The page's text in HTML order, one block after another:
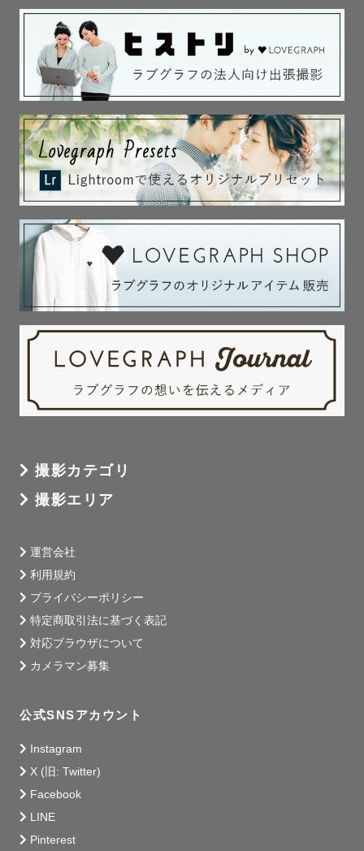
撮影カテゴリ
撮影エリア
運営会社
利用規約
プライバシーポリシー
特定商取引法に基づく表記
対応ブラウザについて
カメラマン募集
公式SNSアカウント
Instagram
X (旧: Twitter)
Facebook
LINE
Pinterest